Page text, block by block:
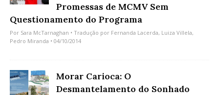
Promessas de MCMV Sem
Questionamento do Programa
Por Sara McTarnaghan • Tradução por Fernanda Lacerda, Luiza Villela,
Pedro Miranda • 04/10/2014
Morar Carioca: O
Desmantelamento do Sonhado